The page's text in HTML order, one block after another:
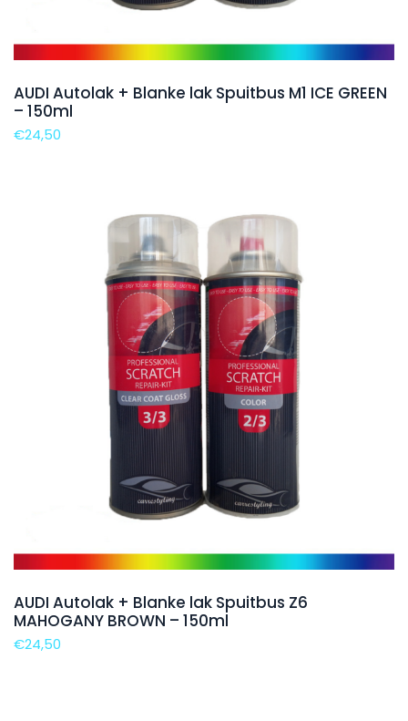
AUDI Autolak + Blanke lak Spuitbus M1 ICE GREEN
– 150ml
€24,50
AUDI Autolak + Blanke lak Spuitbus Z6
MAHOGANY BROWN – 150ml
€24,50